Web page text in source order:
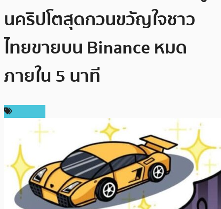
นคริปโตสุดกวนขวัญใจชาว
ไทยขายบน Binance หมด
ภายใน 5 นาที